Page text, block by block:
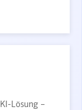
Lösung –